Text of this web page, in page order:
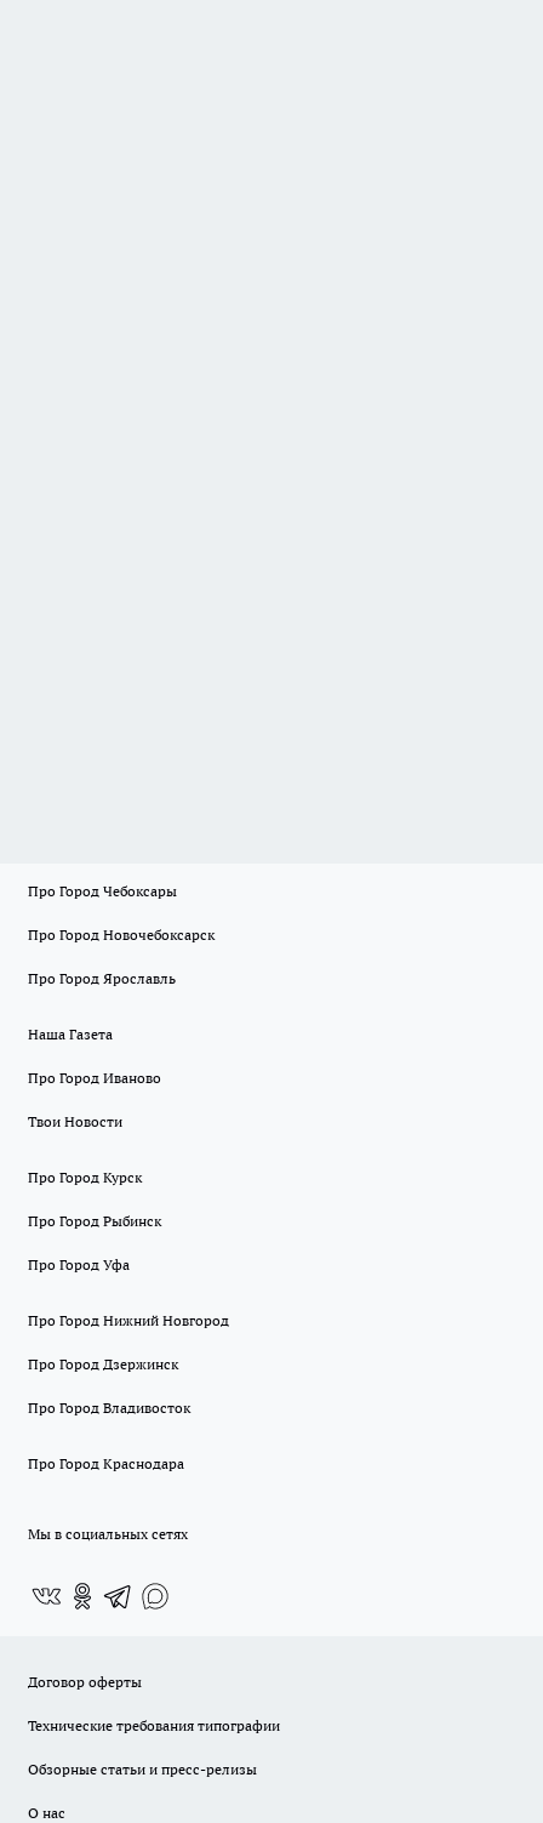
Про Город Чебоксары
Про Город Новочебоксарск
Про Город Ярославль
Наша Газета
Про Город Иваново
Твои Новости
Про Город Курск
Про Город Рыбинск
Про Город Уфа
Про Город Нижний Новгород
Про Город Дзержинск
Про Город Владивосток
Про Город Краснодара
Мы в социальных сетях
Договор оферты
Технические требования типографии
Обзорные статьи и пресс-релизы
О нас